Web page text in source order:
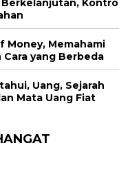
Berkelanjutan, Kontrol
Money, Memahami
Cara yang Berbeda
Uang, Sejarah
Mata Uang Fiat